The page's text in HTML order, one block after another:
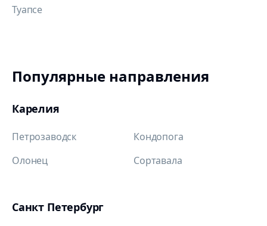
Туапсе
Популярные направления
Карелия
Петрозаводск
Кондопога
Олонец
Сортавала
Санкт Петербург